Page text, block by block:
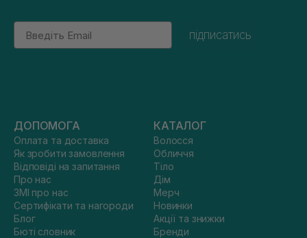
Email
підписатись
ДОПОМОГА
Оплата та доставка
Як зробити замовлення
Відповіді на запитання
Про нас
ЗМІ про нас
Сертифікати та нагороди
Блог
Бюті словник
КАТАЛОГ
Волосся
Обличчя
Тіло
Дім
Мерч
Новинки
Акції та знижки
Бренди